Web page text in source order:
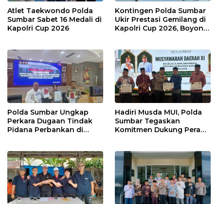
Atlet Taekwondo Polda
Sumbar Sabet 16 Medali di
Kapolri Cup 2026
Kontingen Polda Sumbar
Ukir Prestasi Gemilang di
Kapolri Cup 2026, Boyong
Polda Sumbar Ungkap
Perkara Dugaan Tindak
Pidana Perbankan di
3 Orang Ditetapkan
Tersangka
Hadiri Musda MUI, Polda
Sumbar Tegaskan
Komitmen Dukung Peran